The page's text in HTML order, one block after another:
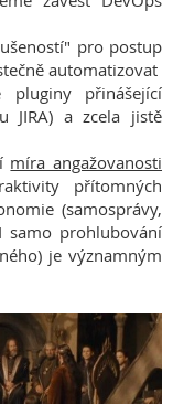
pro postup
automatizovat
přinášející
JIRA) a zcela jistě
míra angažovanosti
přítomných
(samosprávy,
samo prohlubování
je významným